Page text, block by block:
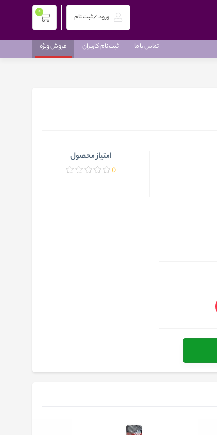
ورود / ثبت نام
0
تماس با ما ثبت نام کاربران فروش ویژه
امتیاز محصول
0